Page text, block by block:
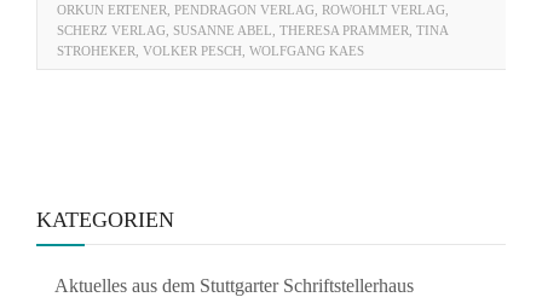
ORKUN ERTENER PENDRAGON VERLAG ROWOHLT VERLAG
SCHERZ VERLAG SUSANNE ABEL THERESA PRAMMER TINA
STROHEKER VOLKER PESCH WOLFGANG KAES
KATEGORIEN
Aktuelles aus dem Stuttgarter Schriftstellerhaus